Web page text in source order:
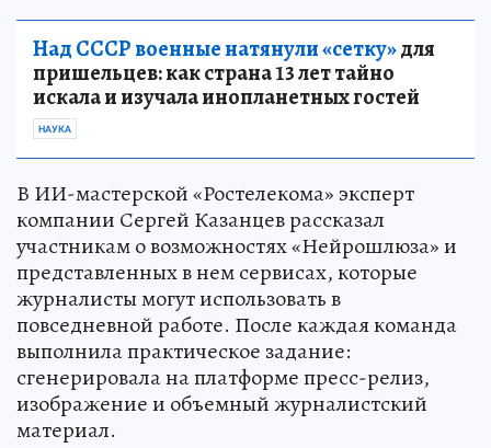
Над СССР военные натянули «сетку»для
пришельцев: как страна 13 лет тайно
искала и изучала инопланетных гостей
НАУКА
В ИИ-мастерской «Ростелекома» эксперт
компании Сергей Казанцев рассказал
участникам о возможностях «Нейрошлюза» и
представленных в нем сервисах, которые
журналисты могут использовать в
повседневной работе. После каждая команда
выполнила практическое задание:
сгенерировала на платформе пресс-релиз,
изображение и объемный журналистский
материал.